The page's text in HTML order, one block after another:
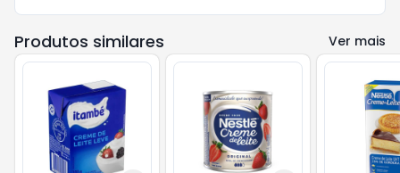
Produtos similares Ver mais